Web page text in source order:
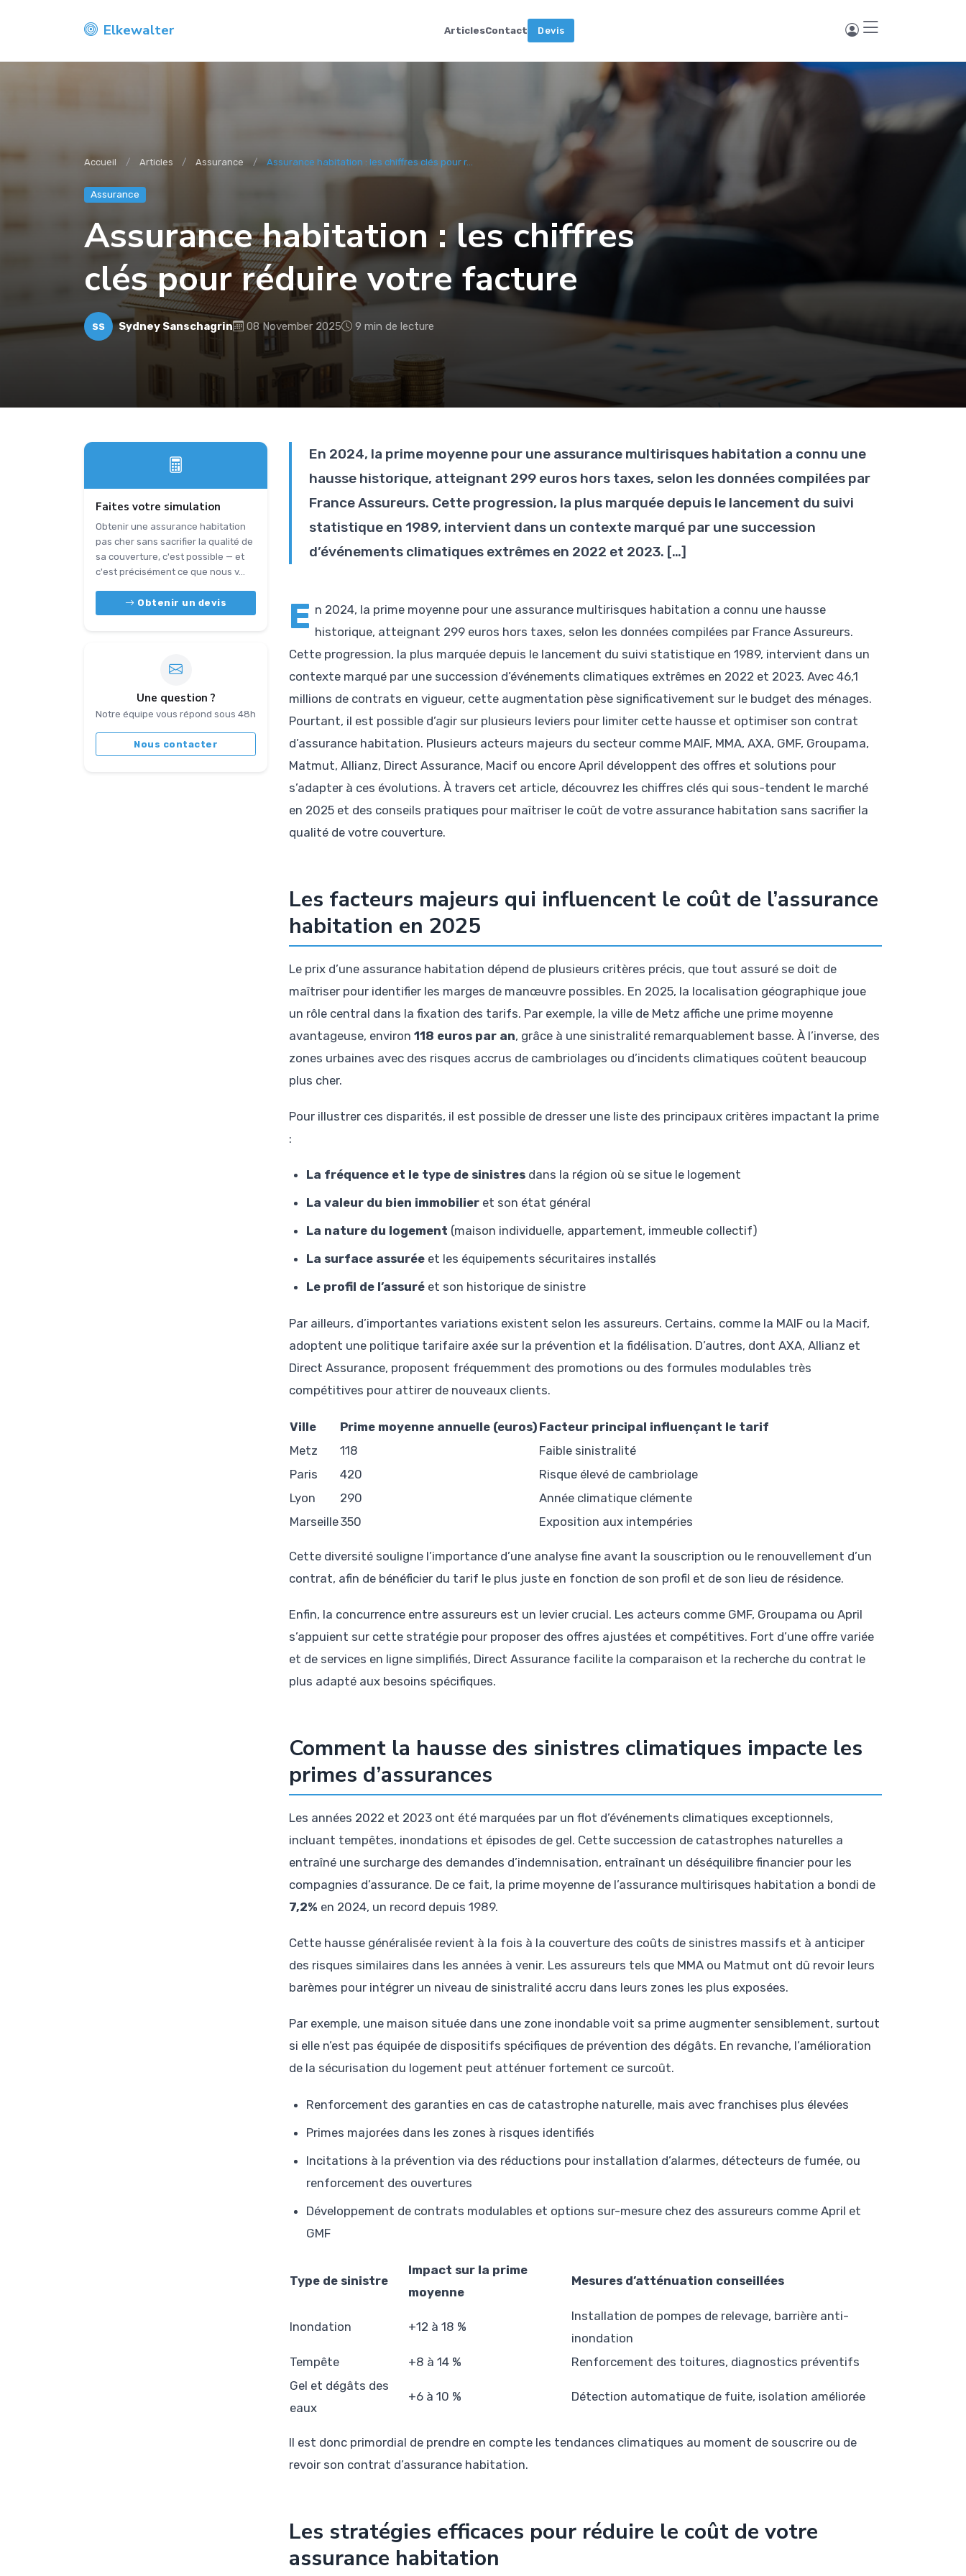
Elkewalter ArticlesContact Devis
Accueil Articles Assurance Assurance habitation : les chiffres clés pour r...
Assurance
Assurance habitation : les chiffres
clés pour réduire votre facture
SS Sydney Sanschagrin 08 November 2025 9 min de lecture
Faites votre simulation
Obtenir une assurance habitation
pas cher sans sacrifier la qualité de
sa couverture, c'est possible — et
c'est précisément ce que nous v...
Obtenir un devis
Une question ?
Notre équipe vous répond sous 48h
Nous contacter
En 2024, la prime moyenne pour une assurance multirisques habitation a connu une
hausse historique, atteignant 299 euros hors taxes, selon les données compilées par
France Assureurs. Cette progression, la plus marquée depuis le lancement du suivi
statistique en 1989, intervient dans un contexte marqué par une succession
d’événements climatiques extrêmes en 2022 et 2023. […]
E n 2024, la prime moyenne pour une assurance multirisques habitation a connu une hausse
historique, atteignant 299 euros hors taxes, selon les données compilées par France Assureurs.
Cette progression, la plus marquée depuis le lancement du suivi statistique en 1989, intervient dans un
contexte marqué par une succession d’événements climatiques extrêmes en 2022 et 2023. Avec 46,1
millions de contrats en vigueur, cette augmentation pèse significativement sur le budget des ménages.
Pourtant, il est possible d’agir sur plusieurs leviers pour limiter cette hausse et optimiser son contrat
d’assurance habitation. Plusieurs acteurs majeurs du secteur comme MAIF, MMA, AXA, GMF, Groupama,
Matmut, Allianz, Direct Assurance, Macif ou encore April développent des offres et solutions pour
s’adapter à ces évolutions. À travers cet article, découvrez les chiffres clés qui sous-tendent le marché
en 2025 et des conseils pratiques pour maîtriser le coût de votre assurance habitation sans sacrifier la
qualité de votre couverture.
Les facteurs majeurs qui influencent le coût de l’assurance
habitation en 2025
Le prix d’une assurance habitation dépend de plusieurs critères précis, que tout assuré se doit de
maîtriser pour identifier les marges de manœuvre possibles. En 2025, la localisation géographique joue
un rôle central dans la fixation des tarifs. Par exemple, la ville de Metz affiche une prime moyenne
avantageuse, environ 118 euros par an, grâce à une sinistralité remarquablement basse. À l’inverse, des
zones urbaines avec des risques accrus de cambriolages ou d’incidents climatiques coûtent beaucoup
plus cher.
Pour illustrer ces disparités, il est possible de dresser une liste des principaux critères impactant la prime
:
La fréquence et le type de sinistres dans la région où se situe le logement
La valeur du bien immobilier et son état général
La nature du logement (maison individuelle, appartement, immeuble collectif)
La surface assurée et les équipements sécuritaires installés
Le profil de l’assuré et son historique de sinistre
Par ailleurs, d’importantes variations existent selon les assureurs. Certains, comme la MAIF ou la Macif,
adoptent une politique tarifaire axée sur la prévention et la fidélisation. D’autres, dont AXA, Allianz et
Direct Assurance, proposent fréquemment des promotions ou des formules modulables très
compétitives pour attirer de nouveaux clients.
Ville Prime moyenne annuelle (euros) Facteur principal influençant le tarif
Metz
118
Faible sinistralité
Paris
420
Risque élevé de cambriolage
Lyon
290
Année climatique clémente
Marseille350 Exposition aux intempéries
Cette diversité souligne l’importance d’une analyse fine avant la souscription ou le renouvellement d’un
contrat, afin de bénéficier du tarif le plus juste en fonction de son profil et de son lieu de résidence.
Enfin, la concurrence entre assureurs est un levier crucial. Les acteurs comme GMF, Groupama ou April
s’appuient sur cette stratégie pour proposer des offres ajustées et compétitives. Fort d’une offre variée
et de services en ligne simplifiés, Direct Assurance facilite la comparaison et la recherche du contrat le
plus adapté aux besoins spécifiques.
Comment la hausse des sinistres climatiques impacte les
primes d’assurances
Les années 2022 et 2023 ont été marquées par un flot d’événements climatiques exceptionnels,
incluant tempêtes, inondations et épisodes de gel. Cette succession de catastrophes naturelles a
entraîné une surcharge des demandes d’indemnisation, entraînant un déséquilibre financier pour les
compagnies d’assurance. De ce fait, la prime moyenne de l’assurance multirisques habitation a bondi de
7,2% en 2024, un record depuis 1989.
Cette hausse généralisée revient à la fois à la couverture des coûts de sinistres massifs et à anticiper
des risques similaires dans les années à venir. Les assureurs tels que MMA ou Matmut ont dû revoir leurs
barèmes pour intégrer un niveau de sinistralité accru dans leurs zones les plus exposées.
Par exemple, une maison située dans une zone inondable voit sa prime augmenter sensiblement, surtout
si elle n’est pas équipée de dispositifs spécifiques de prévention des dégâts. En revanche, l’amélioration
de la sécurisation du logement peut atténuer fortement ce surcoût.
Renforcement des garanties en cas de catastrophe naturelle, mais avec franchises plus élevées
Primes majorées dans les zones à risques identifiés
Incitations à la prévention via des réductions pour installation d’alarmes, détecteurs de fumée, ou
renforcement des ouvertures
Développement de contrats modulables et options sur-mesure chez des assureurs comme April et
GMF
Type de sinistre
Impact sur la prime
moyenne
Mesures d’atténuation conseillées
Inondation +12 à 18 %
Installation de pompes de relevage, barrière anti-
inondation
Tempête
+8 à 14 %
Renforcement des toitures, diagnostics préventifs
Gel et dégâts des
eaux
+6 à 10 % Détection automatique de fuite, isolation améliorée
Il est donc primordial de prendre en compte les tendances climatiques au moment de souscrire ou de
revoir son contrat d’assurance habitation.
Les stratégies efficaces pour réduire le coût de votre
assurance habitation